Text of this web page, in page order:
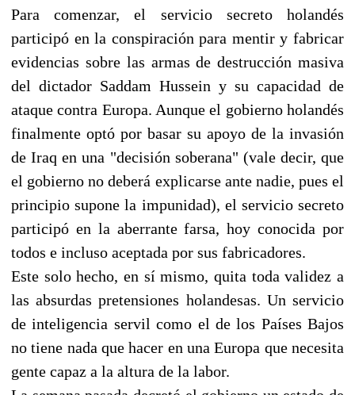
Para comenzar, el servicio secreto holandés
participó en la conspiración para mentir y fabricar
evidencias sobre las armas de destrucción masiva
del dictador Saddam Hussein y su capacidad de
ataque contra Europa. Aunque el gobierno holandés
finalmente optó por basar su apoyo de la invasión
de Iraq en una "decisión soberana" (vale decir, que
el gobierno no deberá explicarse ante nadie, pues el
principio supone la impunidad), el servicio secreto
participó en la aberrante farsa, hoy conocida por
todos e incluso aceptada por sus fabricadores.
Este solo hecho, en sí mismo, quita toda validez a
las absurdas pretensiones holandesas. Un servicio
de inteligencia servil como el de los Países Bajos
no tiene nada que hacer en una Europa que necesita
gente capaz a la altura de la labor.